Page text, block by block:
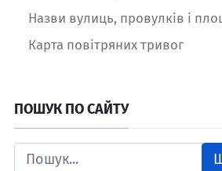
Назви вулиць, провулків і
Карта повітряних тривог
ПОШУК ПО САЙТУ